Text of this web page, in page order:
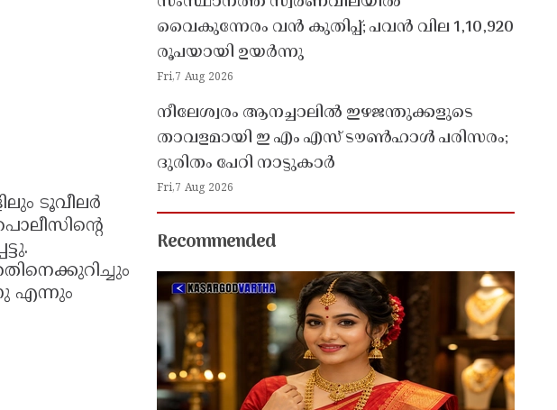
ടൂവീലർ
എന്നും
വൈകുന്നേരം വൻ കുതിപ്പ്; പവൻ വില 1,10,920
രൂപയായി ഉയർന്നു
Fri,7 Aug 2026
നീലേശ്വരം ആനച്ചാലിൽ ഇഴജന്തുക്കളുടെ
താവളമായി ഇ എം എസ് ടൗൺഹാൾ പരിസരം;
ദുരിതം പേറി നാട്ടുകാർ
Fri,7 Aug 2026
Recommended